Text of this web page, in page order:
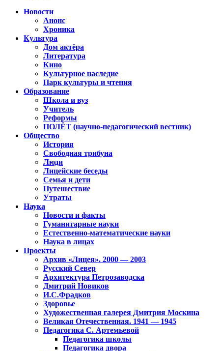
Новости
Анонс
Хроника
Культура
Дом актёра
Литература
Кино
Культурное наследие
Парк культуры и чтения
Образование
Школа и вуз
Учитель
Реформы
ПОЛЁТ (научно-педагогический вестник)
Общество
История
Свободная трибуна
Люди
Лицейские беседы
Семья и дети
Путешествие
Утраты
Наука
Новости и факты
Гуманитарные науки
Естественно-математические науки
Наука в лицах
Проекты
Архив «Лицея». 2000 — 2003
Русский Север
Архитектура Петрозаводска
Дмитрий Новиков
И.С.Фрадков
Здоровье
Художественная галерея Дмитрия Москина
Великая Отечественная. 1941 — 1945
Педагогика С. Артемьевой
Педагогика школы
Педагогика двора